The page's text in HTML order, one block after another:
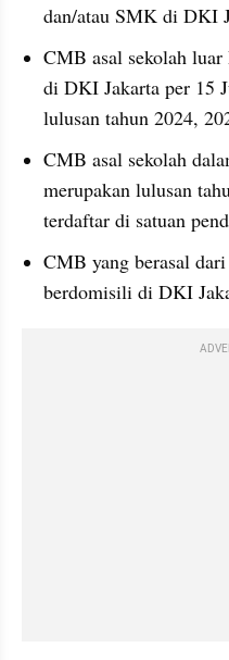
dan/atau SMK di DKI
CMB asal sekolah
di DKI Jakarta per 15
lulusan tahun 2024,
CMB asal sekolah
merupakan lulusan
terdaftar di satuan
CMB yang berasal
berdomisili di DKI